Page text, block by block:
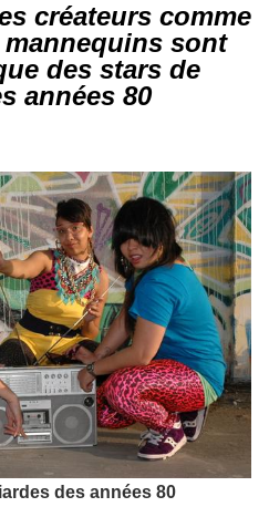
créateurs comme
sont
des stars de
années 80
des années 80